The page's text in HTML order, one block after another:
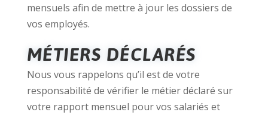
mensuels afin de mettre à jour les dossiers de
vos employés.
MÉTIERS DÉCLARÉS
Nous vous rappelons qu’il est de votre
responsabilité de vérifier le métier déclaré sur
votre rapport mensuel pour vos salariés et